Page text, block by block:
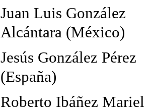
Juan Luis González
Alcántara (México)
Jesús González Pérez
(España)
Roberto Ibáñez Mariel